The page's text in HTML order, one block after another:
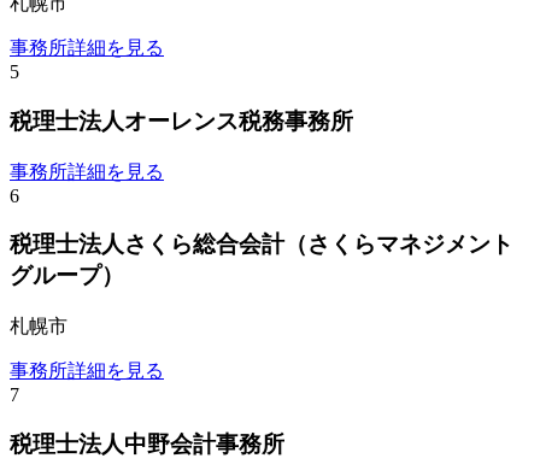
事務所詳細を見る
5
税理士法人オーレンス税務事務所
事務所詳細を見る
6
税理士法人さくら総合会計（さくらマネジメント
グループ）
札幌市
事務所詳細を見る
7
税理士法人中野会計事務所